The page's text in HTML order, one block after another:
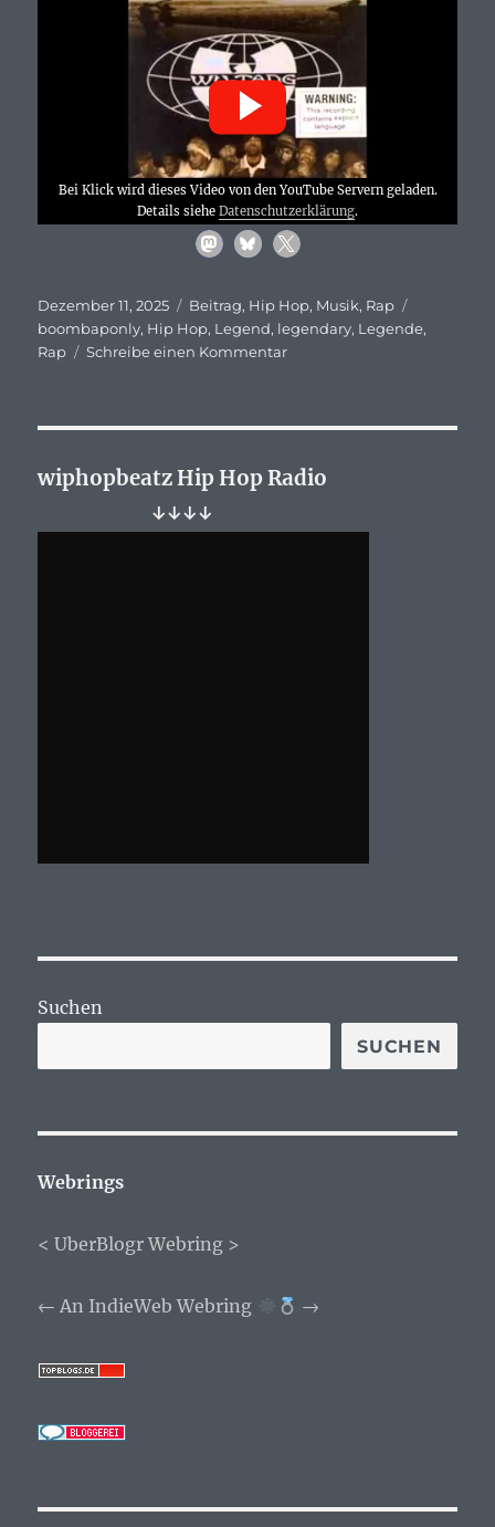
Bei Klick wird dieses Video von den YouTube Servern geladen.
Details siehe Datenschutzerklärung.
Veröffentlicht
am
Dezember 11, 2025 Kategorien
Beitrag, Hip Hop, Musik, Rap
boombaponly, Hip Hop, Legend, legendary, Legende,
Rap
Schreibe einen Kommentarzu
Severe
Punishment…
wiphopbeatz Hip Hop Radio
↓↓↓↓
Suchen
SUCHEN
Webrings
< UberBlogr Webring >
← An IndieWeb Webring →